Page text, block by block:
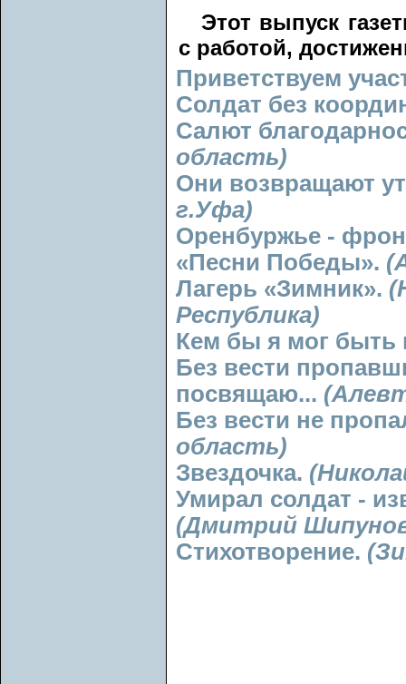
Этот выпуск
с работой,
Приветствуем
Солдат без
Салют
область)
Они возвращают
г.Уфа)
Оренбуржье -
«Песни Победы».
Лагерь «Зимник».
Республика)
Кем бы я мог быть
Без вести
посвящаю...
Без вести не
область)
Звездочка.
Умирал солдат -
(Дмитрий
Стихотворение.